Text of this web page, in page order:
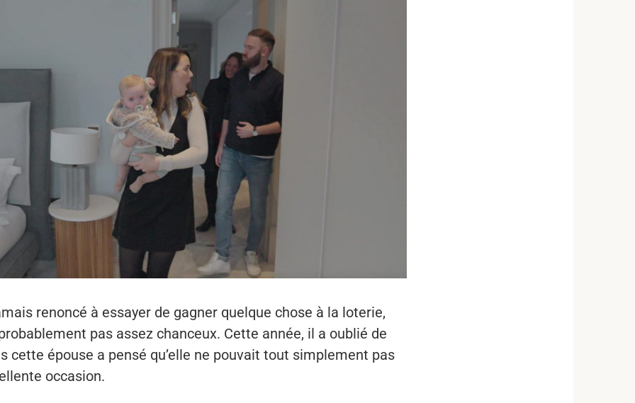
renoncé à essayer de gagner quelque chose à la loterie,
pas assez chanceux. Cette année, il a oublié de
cette épouse a pensé qu’elle ne pouvait tout simplement pas
occasion.